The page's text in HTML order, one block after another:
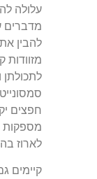
עלולה
מדברים
להבין
לתכולתן
חפצים
מספקות
לארוז
קיימים